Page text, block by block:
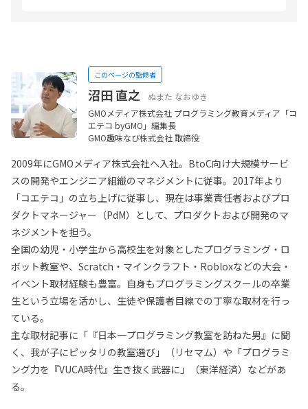
このページの監修者
沼田 直之
ぬまた なおゆき
GMOメディア株式会社 プログラミング教育メディア「コ
エテコ byGMO」編集長
GMO趣味なび株式会社 取締役
2009年にGMOメディア株式会社へ入社。BtoC向け大規模サービ
スの開発やエンジニア組織のマネジメントに従事。2017年より
「コエテコ」の立ち上げに従事し、現在は事業責任者およびプロ
ダクトマネージャー（PdM）として、プロダクトおよび開発のマ
ネジメントを担う。
全国の幼児・小学生から高校生を対象としたプログラミング・ロ
ボット教室や、Scratch・マインクラフト・Robloxなどの大会・
イベント取材経験も豊富。自身もプログラミングスクールの卒業
生という立場を活かし、生徒や保護者目線での丁寧な取材を行っ
ている。
主な取材記事に「『日本一プログラミング教室を訪ねた男』に聞
く、我が子にピッタリの教室選び」（リセマム）や「プログラミ
ング力を『VUCA時代』生き抜く武器に」（東洋経済）などがあ
る。